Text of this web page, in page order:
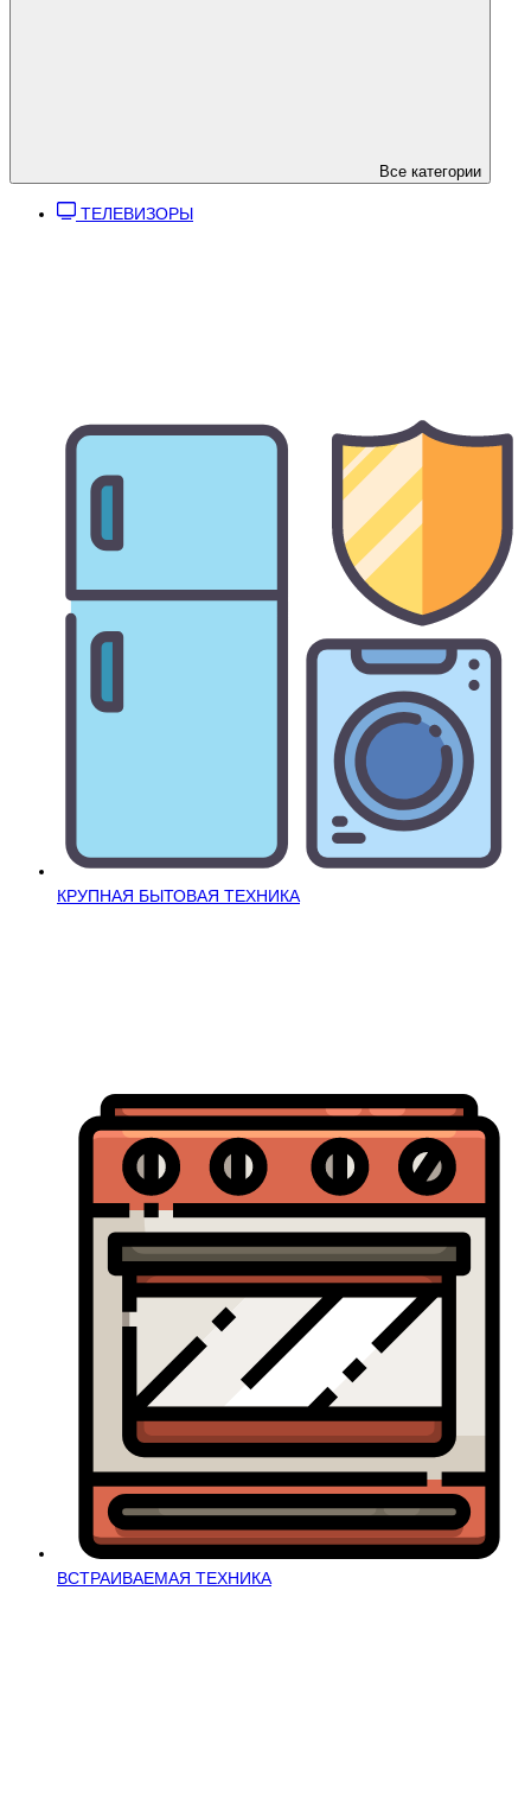
Все категории
ТЕЛЕВИЗОРЫ
КРУПНАЯ БЫТОВАЯ ТЕХНИКА
ВСТРАИВАЕМАЯ ТЕХНИКА